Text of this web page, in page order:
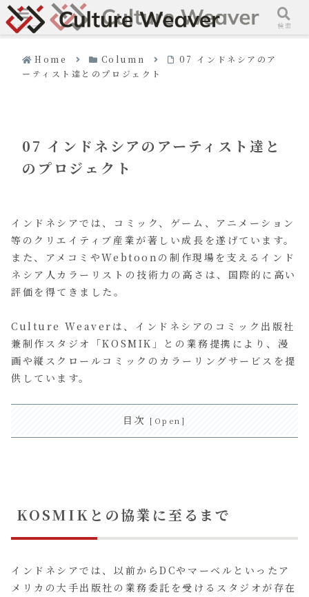
Home Column
07 インドネシアのア
ーティスト達とのプロジェクト
07 インドネシアのアーティスト達と
のプロジェクト
インドネシアでは、コミック、ゲーム、アニメーション
等のクリエイティブ産業が著しい成長を遂げています。
また、アメコミやWebtoonの制作現場を支えるインド
ネシア人カラーリストの技術力の高さは、国際的に高い
評価を得てきました。
Culture Weaverは、インドネシアのコミック出版社
兼制作スタジオ「KOSMIK」との業務提携により、漫
画や縦スクロールコミックのカラーリングサービスを提
供しています。
目次
KOSMIKとの協業に至るまで
インドネシアでは、以前からDCやマーベルといったア
メリカの大手出版社の業務委託を受けるスタジオが存在
メニュー 検索